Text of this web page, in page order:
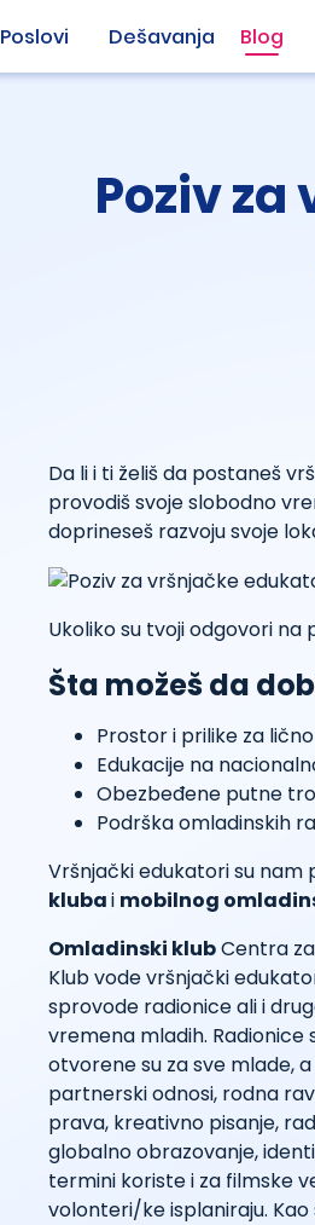
Poslovi Dešavanja Blog
Poziv
Da li i ti želiš da postaneš
provodiš svoje slobodno
doprineseš razvoju svoje
Ukoliko su tvoji odgovori
Šta možeš da
Prostor i prilike za
Edukacije na
Obezbeđene putne
Podrška omladinskih
Vršnjački edukatori su
klubai mobilnog
Omladinski klubCentra
Klub vode vršnjački
sprovode radionice ali i
vremena mladih.
otvorene su za sve mlade,
partnerski odnosi, rodna
prava, kreativno pisanje,
globalno obrazovanje,
termini koriste i za filmske
volonteri/ke isplaniraju.